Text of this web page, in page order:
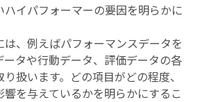
イパフォーマーの要因を明らかに
、例えばパフォーマンスデータを
タや行動データ、評価データの各
扱います。どの項目がどの程度、
を与えているかを明らかにするこ